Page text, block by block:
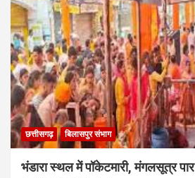
छत्तीसगढ़ बिलासपुर संभाग
भंडारा स्थल में पॉकेटमारी, मंगलसूत्र पार